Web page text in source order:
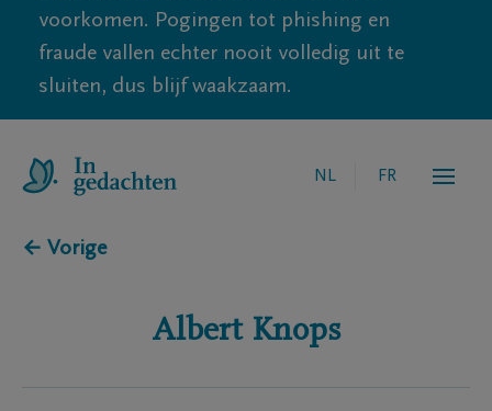
voorkomen. Pogingen tot phishing en
fraude vallen echter nooit volledig uit te
sluiten, dus blijf waakzaam.
NL FR
← Vorige
Albert Knops